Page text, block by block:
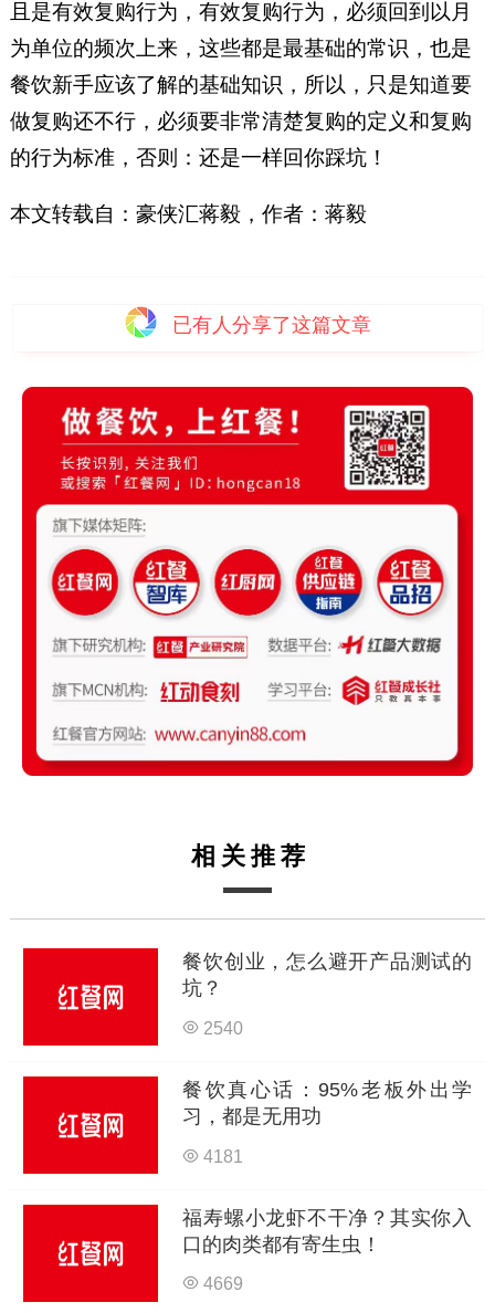
且是有效复购行为，有效复购行为，必须回到以月
为单位的频次上来，这些都是最基础的常识，也是
餐饮新手应该了解的基础知识，所以，只是知道要
做复购还不行，必须要非常清楚复购的定义和复购
的行为标准，否则：还是一样回你踩坑！
本文转载自：豪侠汇蒋毅，作者：蒋毅
已有 人分享了这篇文章
相关推荐
餐饮创业，怎么避开产品测试的
坑？
2540
餐饮真心话：95%老板外出学
习，都是无用功
4181
福寿螺小龙虾不干净？其实你入
口的肉类都有寄生虫！
4669